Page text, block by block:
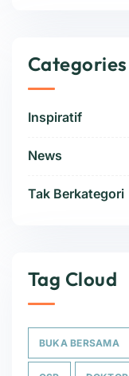
Categories
Inspiratif
News
Tak Berkategori
Tag Cloud
BUKA BERSAMA